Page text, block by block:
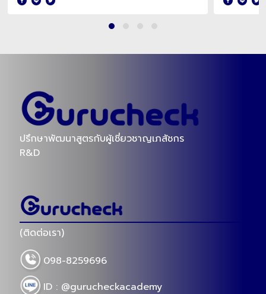
ปรึกษาพัฒนาสูตรกับผู้เชี่ยวชาญเภสัชกร
R&D
(ติดต่อเรา)
098-8259696
ID : @gurucheckacademy